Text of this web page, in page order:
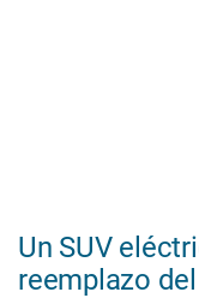
Un SUV
reemplazo